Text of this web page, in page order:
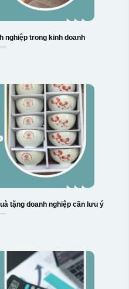
nghiệp trong kinh doanh
tặng doanh nghiệp cần lưu ý